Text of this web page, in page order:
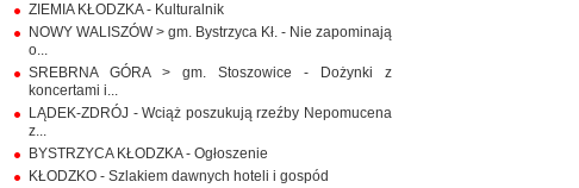
ZIEMIA KŁODZKA - Kulturalnik
NOWY WALISZÓW > gm. Bystrzyca Kł. - Nie zapominają
o...
SREBRNA GÓRA > gm. Stoszowice - Dożynki z
koncertami i...
LĄDEK-ZDRÓJ - Wciąż poszukują rzeźby Nepomucena
z...
BYSTRZYCA KŁODZKA - Ogłoszenie
KŁODZKO - Szlakiem dawnych hoteli i gospód